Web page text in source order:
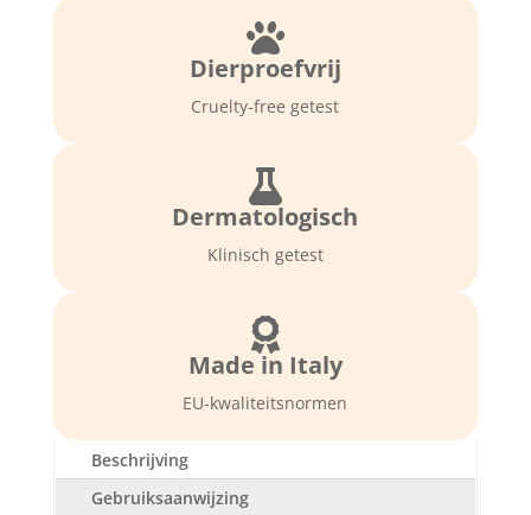
geur
(15
doekjes)

Dierproefvrij
Cruelty-free getest

Dermatologisch
Klinisch getest

Made in Italy
EU-kwaliteitsnormen
Beschrijving
Gebruiksaanwijzing